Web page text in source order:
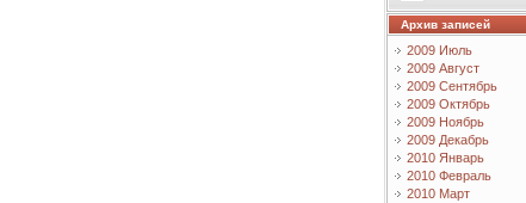
Архив записей
2009 Июль
2009 Август
2009 Сентябрь
2009 Октябрь
2009 Ноябрь
2009 Декабрь
2010 Январь
2010 Февраль
2010 Март